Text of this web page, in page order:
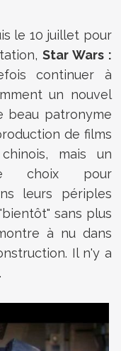
le 10 juillet pour
Star Wars :
continuer à
un nouvel
beau patronyme
de films
mais un
choix pour
leurs périples
sans plus
à nu dans
Il n'y a